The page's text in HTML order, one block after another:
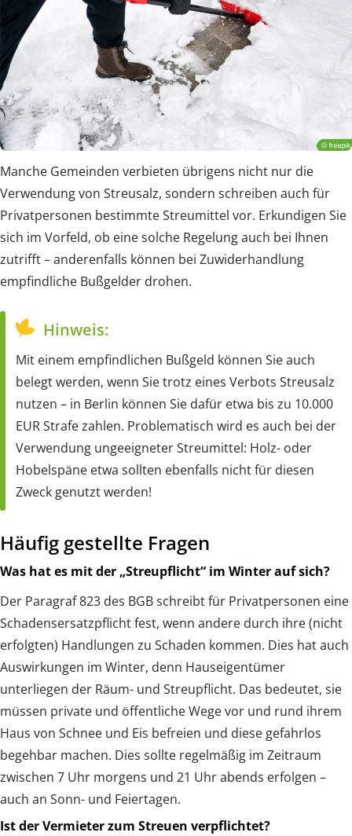
Manche Gemeinden verbieten übrigens nicht nur die
Verwendung von Streusalz, sondern schreiben auch für
Privatpersonen bestimmte Streumittel vor. Erkundigen Sie
sich im Vorfeld, ob eine solche Regelung auch bei Ihnen
zutrifft – anderenfalls können bei Zuwiderhandlung
empfindliche Bußgelder drohen.
Hinweis:
Mit einem empfindlichen Bußgeld können Sie auch
belegt werden, wenn Sie trotz eines Verbots Streusalz
nutzen – in Berlin können Sie dafür etwa bis zu 10.000
EUR Strafe zahlen. Problematisch wird es auch bei der
Verwendung ungeeigneter Streumittel: Holz- oder
Hobelspäne etwa sollten ebenfalls nicht für diesen
Zweck genutzt werden!
Häufig gestellte Fragen
Was hat es mit der „Streupflicht“ im Winter auf sich?
Der Paragraf 823 des BGB schreibt für Privatpersonen eine
Schadensersatzpflicht fest, wenn andere durch ihre (nicht
erfolgten) Handlungen zu Schaden kommen. Dies hat auch
Auswirkungen im Winter, denn Hauseigentümer
unterliegen der Räum- und Streupflicht. Das bedeutet, sie
müssen private und öffentliche Wege vor und rund ihrem
Haus von Schnee und Eis befreien und diese gefahrlos
begehbar machen. Dies sollte regelmäßig im Zeitraum
zwischen 7 Uhr morgens und 21 Uhr abends erfolgen –
auch an Sonn- und Feiertagen.
Ist der Vermieter zum Streuen verpflichtet?